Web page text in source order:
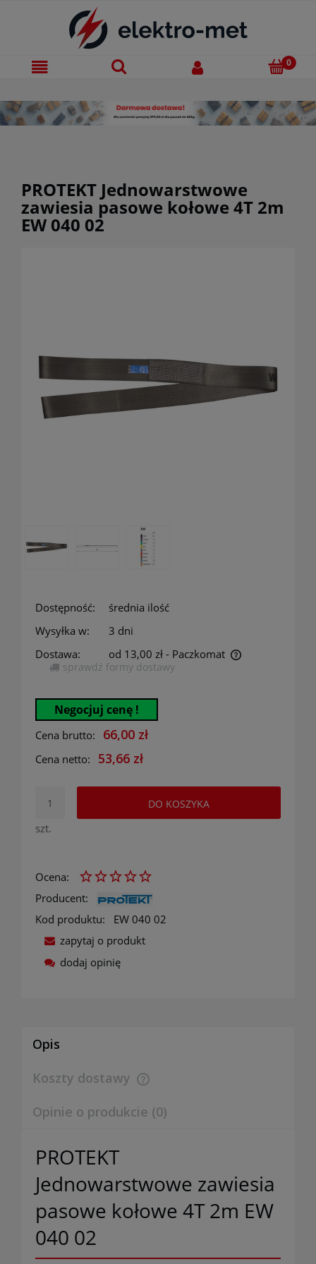
PROTEKT Jednowarstwowe
zawiesia pasowe kołowe 4T 2m
EW 040 02
Dostępność:
średnia ilość
Wysyłka w:
3 dni
Dostawa:
od 13,00 zł - Paczkomat
Cena nie zawiera ewentualnych kosztów płatności
sprawdź formy dostawy
Negocjuj cenę !
Cena brutto: 66,00 zł
Cena netto: 53,66 zł
szt.
DO KOSZYKA
Ocena:
Producent:
Kod produktu:
EW 040 02
zapytaj o produkt
dodaj opinię
Opis
Koszty dostawy
Cena nie zawiera ewentualnych kosztów płatności
Opinie o produkcie (0)
PROTEKT
Jednowarstwowe zawiesia
pasowe kołowe 4T 2m EW
040 02